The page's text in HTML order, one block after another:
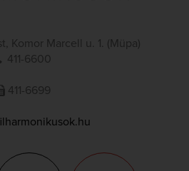
Komor Marcell u. 1. (Müpa)
411-6600
411-6699